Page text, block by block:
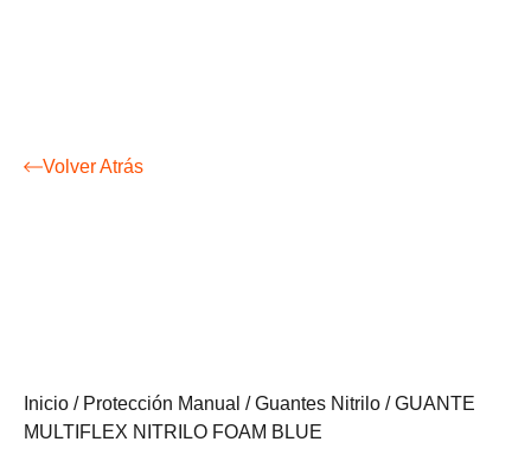
Volver Atrás
Inicio / Protección Manual /Guantes Nitrilo / GUANTE
MULTIFLEX NITRILO FOAM BLUE